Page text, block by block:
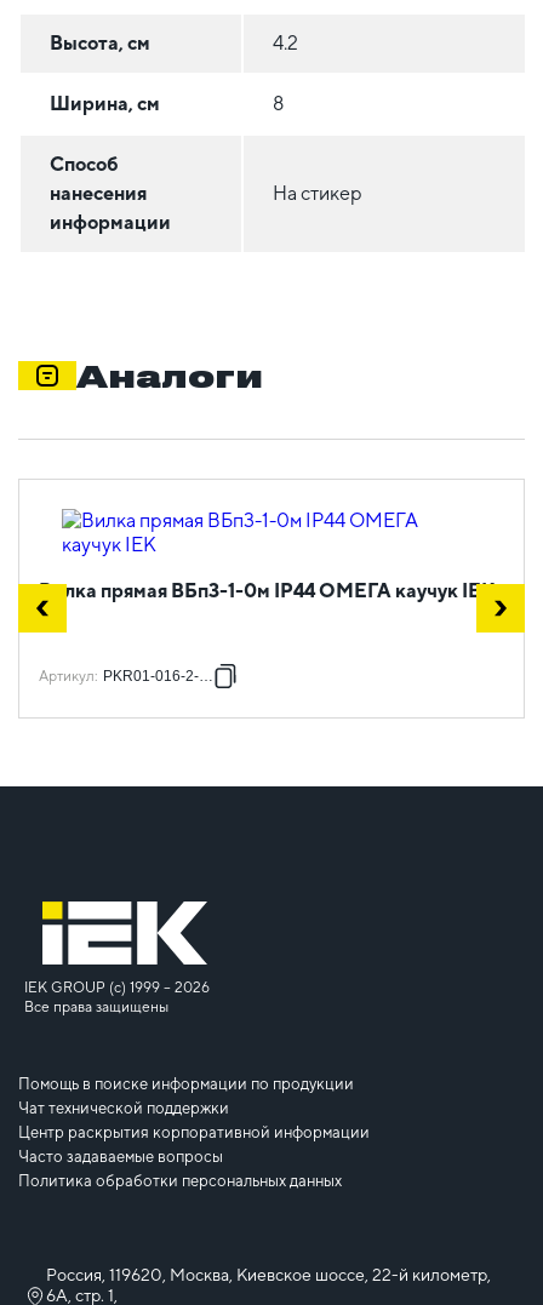
Высота, см 4.2
Ширина, см 8
Способ
нанесения
информации
На стикер
Аналоги
Вилка прямая ВБп3-1-0м IP44 ОМЕГА каучук IEK
Артикул: PKR01-016-2-K02
IEK GROUP (c) 1999 – 2026
Все права защищены
Помощь в поиске информации по продукции
Чат технической поддержки
Центр раскрытия корпоративной информации
Часто задаваемые вопросы
Политика обработки персональных данных
Россия, 119620, Москва, Киевское шоссе, 22-й километр,
6А, стр. 1,